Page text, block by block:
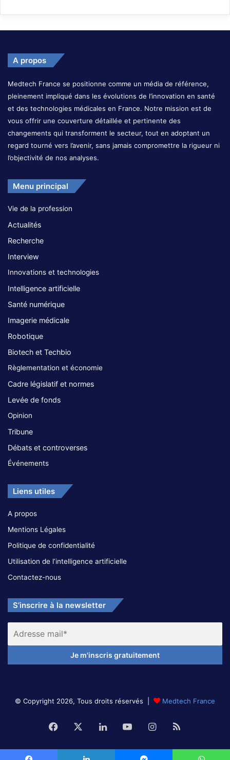
A propos
Medtech France se positionne comme un média de référence,
pleinement impliqué dans les évolutions de l’innovation en santé
et des technologies médicales en France. Notre mission est de
vous offrir une couverture détaillée et pertinente des
changements qui transforment le secteur, tout en adoptant un
regard tourné vers l’avenir, sans jamais compromettre la rigueur ni
l’objectivité de nos analyses.
Menu principal
Vie de la profession
Actualités
Recherche
Interview
Innovations et technologies
Intelligence artificielle
Santé numérique
Imagerie médicale
Robotique
Biotech et Techbio
Règlementation et économie
Cadre législatif et normes
Levée de fonds
Opinion
Tribune
Débats et controverses
Événements
Liens utiles
A propos
Mentions Légales
Politique de confidentialité
Utilisation de l’intelligence artificielle
Contactez-nous
S’inscrire à la newsletter
© Copyright 2026, Tous droits réservés | Medtech France
Facebook LinkedinYouTubeInstagram
RSS